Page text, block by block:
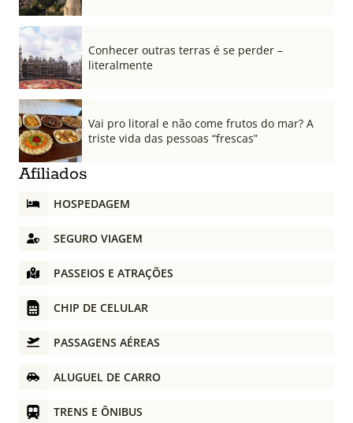
Conhecer outras terras é se perder –
literalmente
Vai pro litoral e não come frutos do mar? A
triste vida das pessoas “frescas”
Afiliados
HOSPEDAGEM
SEGURO VIAGEM
PASSEIOS E ATRAÇÕES
CHIP DE CELULAR
PASSAGENS AÉREAS
ALUGUEL DE CARRO
TRENS E ÔNIBUS